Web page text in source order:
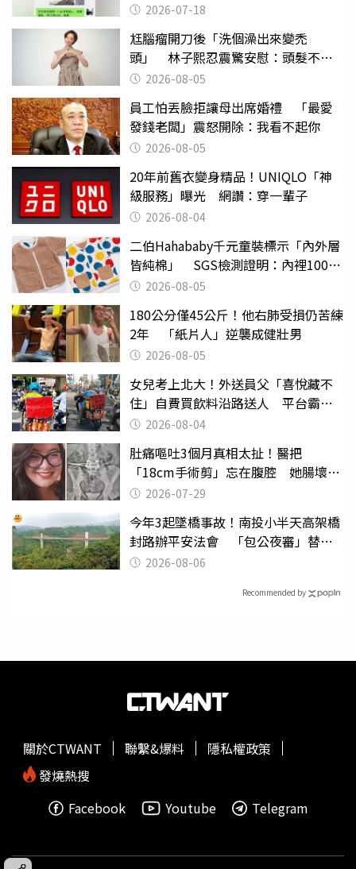
2026-07-18
尪腦瘤開刀後「洗個澡出來變禿
頭」 林子熙忍震驚安慰：頭髮不重
要 2026-08-05
員工怕丟臉拒讓母出席婚禮 「最愛
發錢老闆」震怒開除：我看不起你
2026-08-05
20年前舊衣變身精品！UNIQLO「神
級服務」曝光 網讚：穿一輩子
2026-08-04
二伯Hahababy千元童裝標示「內外層
皆純棉」 SGS檢測證明：內裡100%
聚酯纖維
2026-08-05
180公分僅45公斤！他右肺受損仍苦練
2年 「紙片人」逆襲成健壯男
2026-08-05
女兒考上北大！外送員父「喜悅藏不
住」自費買飲料沿路送人 平台霸氣
幫付學費
2026-08-04
肚痛嘔吐3個月真相太扯！醫把
「18cm手術剪」忘在腹腔 她腸壞死
險喪命
2026-07-29
今年3起墜橋事故！南投小半天高架橋
封路辦平安法會 「包公夜審」替亡
魂伸冤
2026-08-06
Recommended by
關於CTWANT 聯繫&爆料
隱私權政策
發燒熱搜
Facebook
Youtube Telegram